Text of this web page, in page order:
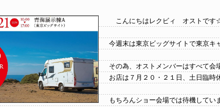
こんにちはレクビィ オストです
今週末は東京ビッグサイトで東京キ
その為、オストメンバーはすべて会
お店は７月２０・２１日、土日臨時
もちろんショー会場では待機してい